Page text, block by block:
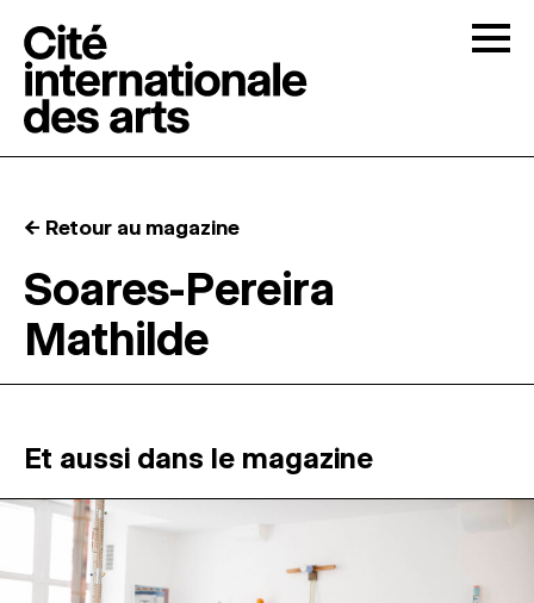
RÉSIDENCES ↓
MAGAZINE
← Retour au magazine
Soares-Pereira
Mathilde
Et aussi dans le magazine